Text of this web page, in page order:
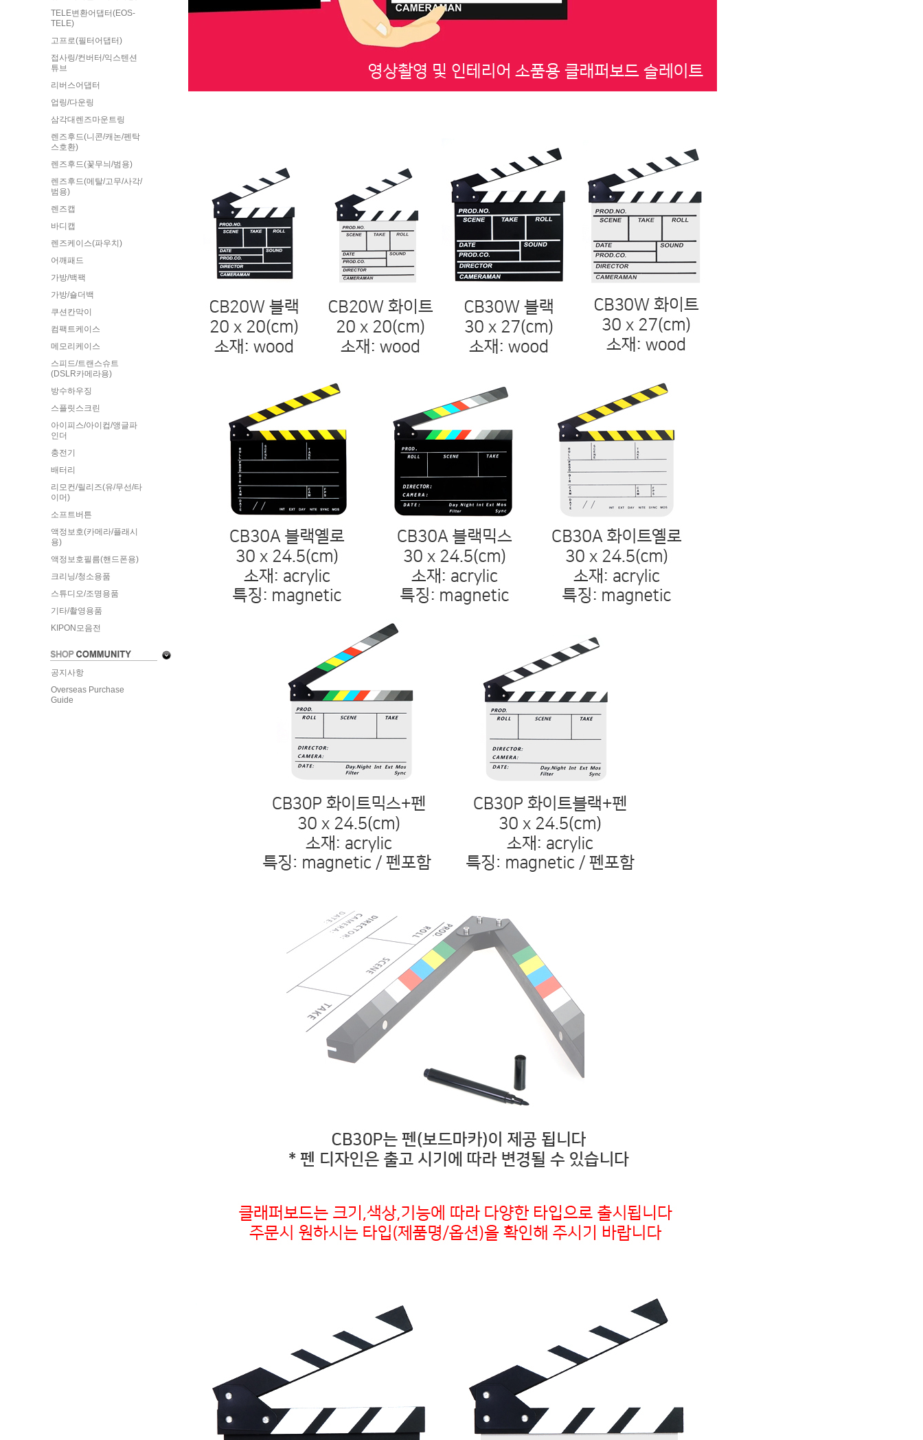
TELE변환어댑터(EOS-
TELE)
고프로(필터어댑터)
접사링/컨버터/익스텐션
튜브
리버스어댑터
업링/다운링
삼각대렌즈마운트링
렌즈후드(니콘/캐논/펜탁
스호환)
렌즈후드(꽃무늬/범용)
렌즈후드(메탈/고무/사각/
범용)
렌즈캡
바디캡
렌즈케이스(파우치)
어깨패드
가방/백팩
가방/숄더백
쿠션칸막이
컴팩트케이스
메모리케이스
스피드/트랜스슈트
(DSLR카메라용)
방수하우징
스플릿스크린
아이피스/아이컵/앵글파
인더
충전기
배터리
리모컨/릴리즈(유/무선/타
이머)
소프트버튼
액정보호(카메라/플래시
용)
액정보호필름(핸드폰용)
크리닝/청소용품
스튜디오/조명용품
기타/촬영용품
KIPON모음전
공지사항
Overseas Purchase
Guide